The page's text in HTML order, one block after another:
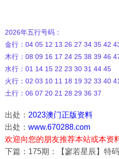
2026年五行号码：
金行：04 05 12 13 26 27 34 35 42
木行：08 09 16 17 24 25 38 39 46
水行：01 14 15 22 23 30 31 44 45
火行：02 03 10 11 18 19 32 33 40
土行：06 07 20 21 28 29 36 37
出处： 2023澳门正版资料
出处： www.670288.com
欢迎向您的朋友推荐本站或本资
下篇：175期：【寥若星辰】特